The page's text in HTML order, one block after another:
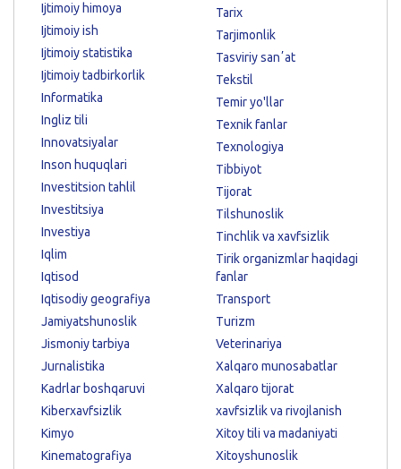
Ijtimoiy himoya
Ijtimoiy ish
Ijtimoiy statistika
Ijtimoiy tadbirkorlik
Informatika
Ingliz tili
Innovatsiyalar
Inson huquqlari
Investitsion tahlil
Investitsiya
Investiya
Iqlim
Iqtisod
Iqtisodiy geografiya
Jamiyatshunoslik
Jismoniy tarbiya
Jurnalistika
Kadrlar boshqaruvi
Kiberxavfsizlik
Kimyo
Kinematografiya
Tarix
Tarjimonlik
Tasviriy sanʼat
Tekstil
Temir yo'llar
Texnik fanlar
Texnologiya
Tibbiyot
Tijorat
Tilshunoslik
Tinchlik va xavfsizlik
Tirik organizmlar haqidagi
fanlar
Transport
Turizm
Veterinariya
Xalqaro munosabatlar
Xalqaro tijorat
xavfsizlik va rivojlanish
Xitoy tili va madaniyati
Xitoyshunoslik